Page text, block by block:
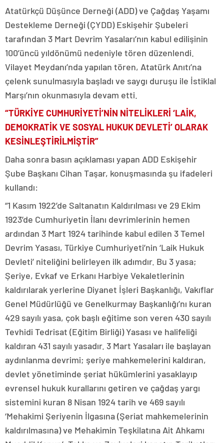
Atatürkçü Düşünce Derneği (ADD) ve Çağdaş Yaşamı
Destekleme Derneği (ÇYDD) Eskişehir Şubeleri
tarafından 3 Mart Devrim Yasaları’nın kabul edilişinin
100’üncü yıldönümü nedeniyle tören düzenlendi.
Vilayet Meydanı’nda yapılan tören, Atatürk Anıtı’na
çelenk sunulmasıyla başladı ve saygı duruşu ile İstiklal
Marşı’nın okunmasıyla devam etti.
“TÜRKİYE CUMHURİYETİ’NİN NİTELİKLERİ ‘LAİK,
DEMOKRATİK VE SOSYAL HUKUK DEVLETİ’ OLARAK
KESİNLEŞTİRİLMİŞTİR”
Daha sonra basın açıklaması yapan ADD Eskişehir
Şube Başkanı Cihan Taşar, konuşmasında şu ifadeleri
kullandı:
“1 Kasım 1922’de Saltanatın Kaldırılması ve 29 Ekim
1923’de Cumhuriyetin İlanı devrimlerinin hemen
ardından 3 Mart 1924 tarihinde kabul edilen 3 Temel
Devrim Yasası, Türkiye Cumhuriyeti’nin ‘Laik Hukuk
Devleti’ niteliğini belirleyen ilk adımdır. Bu 3 yasa;
Şeriye, Evkaf ve Erkanı Harbiye Vekaletlerinin
kaldırılarak yerlerine Diyanet İşleri Başkanlığı, Vakıflar
Genel Müdürlüğü ve Genelkurmay Başkanlığı’nı kuran
429 sayılı yasa, çok başlı eğitime son veren 430 sayılı
Tevhidi Tedrisat (Eğitim Birliği) Yasası ve halifeliği
kaldıran 431 sayılı yasadır. 3 Mart Yasaları ile başlayan
aydınlanma devrimi; şeriye mahkemelerini kaldıran,
devlet yönetiminde şeriat hükümlerini yasaklayıp
evrensel hukuk kurallarını getiren ve çağdaş yargı
sistemini kuran 8 Nisan 1924 tarih ve 469 sayılı
‘Mehakimi Şeriyenin İlgasına (Şeriat mahkemelerinin
kaldırılmasına) ve Mehakimin Teşkilatına Ait Ahkamı